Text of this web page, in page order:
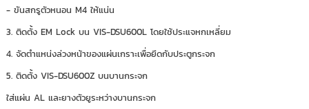
- ขันสกรูตัวหนอน M4 ให้แน่น
3. ติดตั้ง EM Lock บน VIS-DSU600L โดยใช้ประแจหกเหลี่ยม
4. จัดตำแหน่งล่วงหน้าของแผ่นเกราะเพื่อยึดกับประตูกระจก
5. ติดตั้ง VIS-DSU600Z บนบานกระจก
ใส่แผ่น AL และยางตัวยูระหว่างบานกระจก